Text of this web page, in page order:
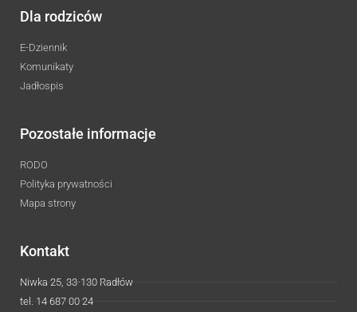
Dla rodziców
E-Dziennik
Komunikaty
Jadłospis
Pozostałe informacje
RODO
Polityka prywatności
Mapa strony
Kontakt
Niwka 25, 33-130 Radłów
tel. 14 687 00 24